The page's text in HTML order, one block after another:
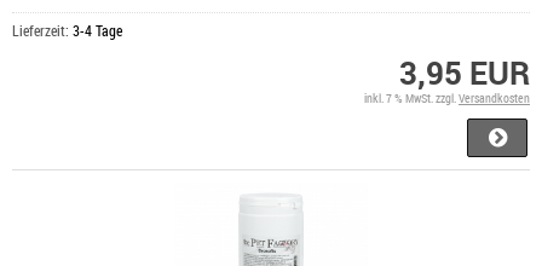
Lieferzeit: 3-4 Tage
3,95 EUR
inkl. 7 % MwSt. zzgl. Versandkosten